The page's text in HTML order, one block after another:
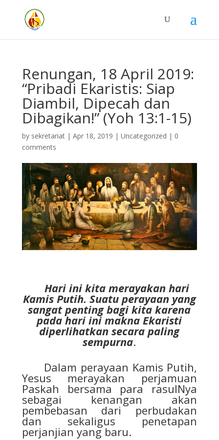
Renungan, 18 April 2019:
“Pribadi Ekaristis: Siap
Diambil, Dipecah dan
Dibagikan!” (Yoh 13:1-15)
by sekretariat| Apr 18, 2019 | Uncategorized | 0
comments
Hari ini kita merayakan hari
Kamis Putih. Suatu perayaan yang
sangat penting bagi kita karena
pada hari ini makna Ekaristi
diperlihatkan secara paling
sempurna.
Dalam perayaan Kamis Putih,
Yesus merayakan perjamuan
Paskah bersama para rasulNya
sebagai kenangan akan
pembebasan dari perbudakan
dan sekaligus penetapan
perjanjian yang baru.